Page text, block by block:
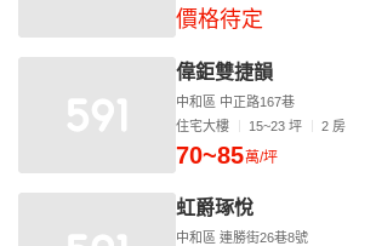
價格待定
偉鉅雙捷韻
中和區 中正路167巷
住宅大樓
15~23 坪 2 房
70~85萬/坪
虹爵琢悅
中和區 連勝街26巷8號